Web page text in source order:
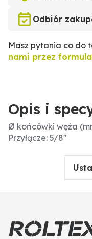
Odbiór
Masz pytania co do
nami przez
Opis i
Ø końcówki węża
Przyłącze: 5/8"